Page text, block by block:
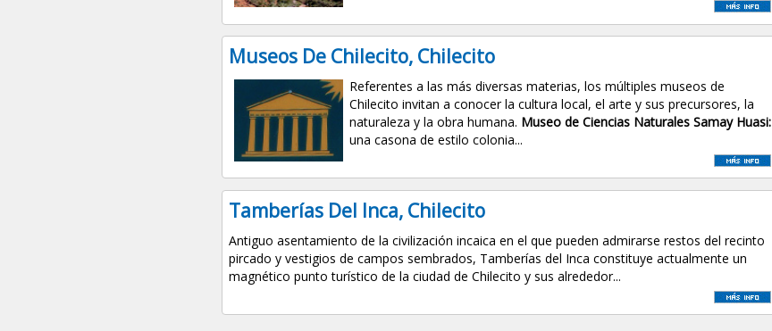
Museos De Chilecito, Chilecito
Referentes a las más diversas materias, los múltiples museos de
Chilecito invitan a conocer la cultura local, el arte y sus precursores, la
naturaleza y la obra humana. Museo de Ciencias Naturales Samay Huasi:
una casona de estilo colonia...
Tamberías Del Inca, Chilecito
Antiguo asentamiento de la civilización incaica en el que pueden admirarse restos del recinto
pircado y vestigios de campos sembrados, Tamberías del Inca constituye actualmente un
magnético punto turístico de la ciudad de Chilecito y sus alrededor...